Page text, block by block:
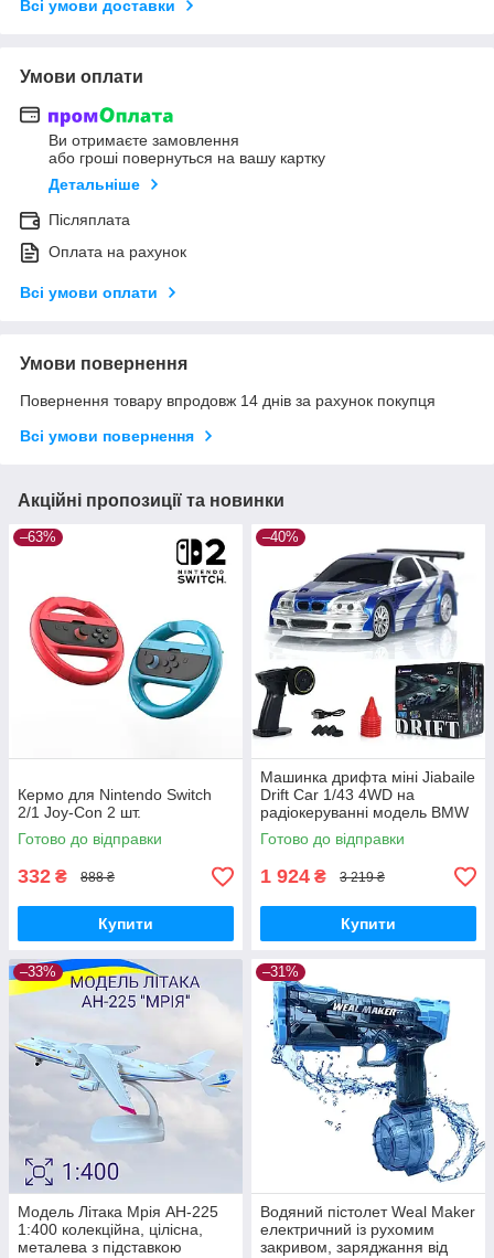
Всі умови доставки
Умови оплати
Ви отримаєте замовлення
або гроші повернуться на вашу картку
Детальніше
Післяплата
Оплата на рахунок
Всі умови оплати
Умови повернення
Повернення товару впродовж 14 днів за рахунок покупця
Всі умови повернення
Акційні пропозиції та новинки
–63%
Кермо для Nintendo Switch
2/1 Joy-Con 2 шт.
Готово до відправки
332 ₴ 888 ₴
Купити
–40%
Машинка дрифта міні Jiabaile
Drift Car 1/43 4WD на
радіокеруванні модель BMW
4302
Готово до відправки
1 924 ₴ 3 219 ₴
Купити
–33%
Модель Літака Мрія AН-225
1:400 колекційна, цілісна,
металева з підставкою
–31%
Водяний пістолет Weal Maker
електричний із рухомим
закривом, заряджання від